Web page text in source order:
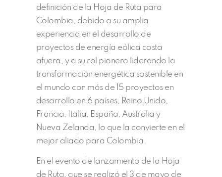
definición de la Hoja de Ruta para
Colombia, debido a su amplia
experiencia en el desarrollo de
proyectos de energía eólica costa
afuera, y a su rol pionero liderando la
transformación energética sostenible en
el mundo con más de 15 proyectos en
desarrollo en 6 países, Reino Unido,
Francia, Italia, España, Australia y
Nueva Zelanda, lo que la convierte en el
mejor aliado para Colombia.
En el evento de lanzamiento de la Hoja
de Ruta, que se realizó el 3 de mayo de